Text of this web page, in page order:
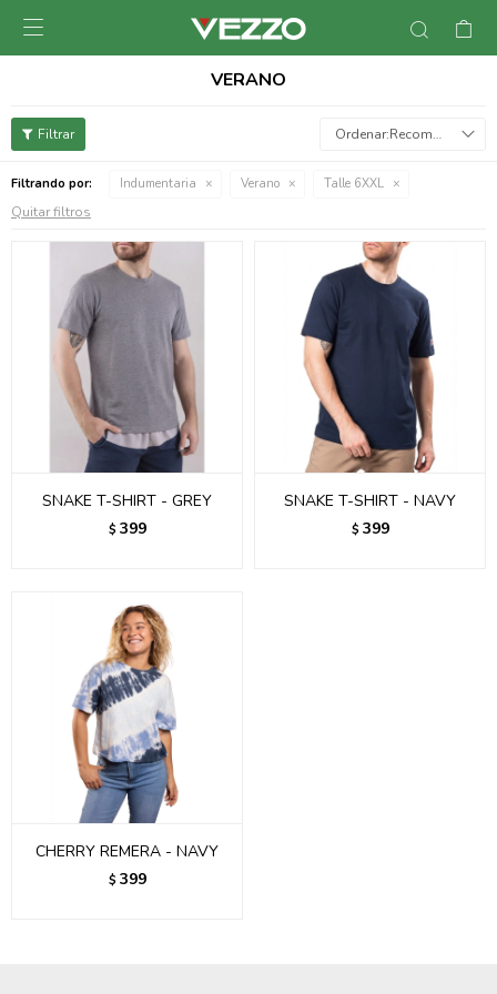

VERANO
Recomendados
Filtrando por: Indumentaria Verano Talle 6XXL
Quitar filtros
SNAKE T-SHIRT - GREY
$ 399
SNAKE T-SHIRT - NAVY
$ 399
CHERRY REMERA - NAVY
$ 399